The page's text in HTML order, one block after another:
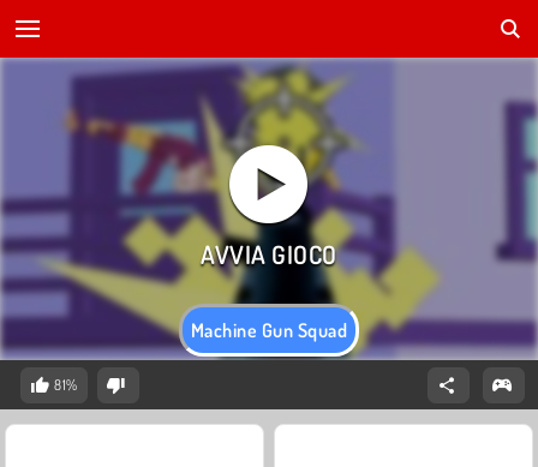
Machine Gun Squad
81%